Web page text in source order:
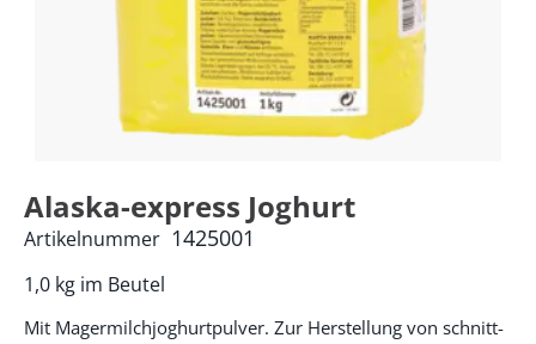
Alaska-express Joghurt
1,0 kg im Beutel
Artikelnummer 1425001
Mit Magermilchjoghurtpulver. Zur Herstellung von schnitt-